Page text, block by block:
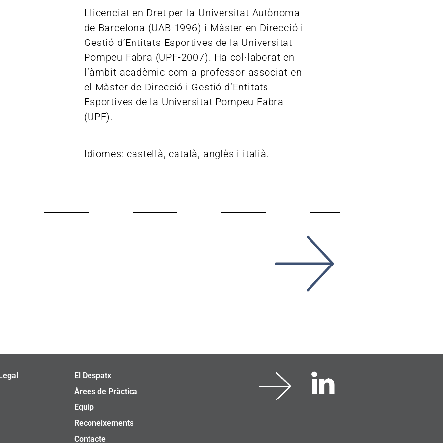
Llicenciat en Dret per la Universitat Autònoma
de Barcelona (UAB-1996) i Màster en Direcció i
Gestió d’Entitats Esportives de la Universitat
Pompeu Fabra (UPF-2007). Ha col·laborat en
l’àmbit acadèmic com a professor associat en
el Màster de Direcció i Gestió d’Entitats
Esportives de la Universitat Pompeu Fabra
(UPF).
Idiomes: castellà, català, anglès i italià.
El Despatx
Àrees de Pràctica
Equip
Reconeixements
Contacte